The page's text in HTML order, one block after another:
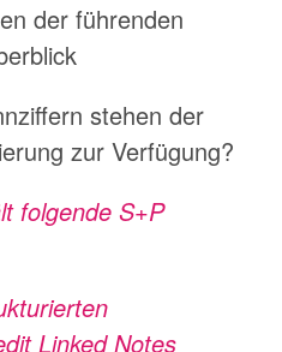
der führenden
stehen der
zur Verfügung?
folgende S+P
Linked Notes